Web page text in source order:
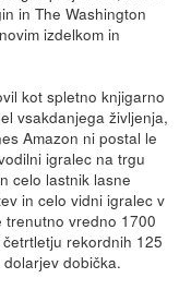
in The Washington
izdelkom in
kot spletno knjigarno
vsakdanjega življenja,
Amazon ni postal le
igralec na trgu
celo lastnik lasne
in celo vidni igralec v
trenutno vredno 1700
rekordnih 125
dobička.